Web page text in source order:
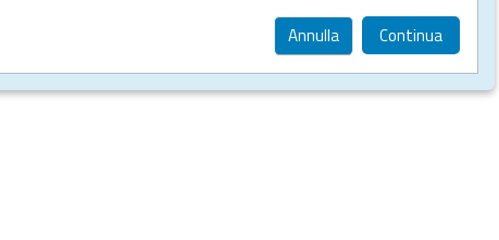
Annulla Continua